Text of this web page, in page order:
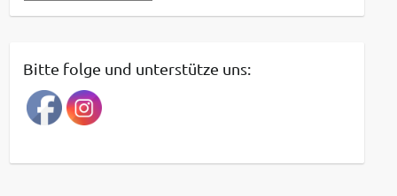
e
r
a
g
a
Bitte folge und unterstütze uns: